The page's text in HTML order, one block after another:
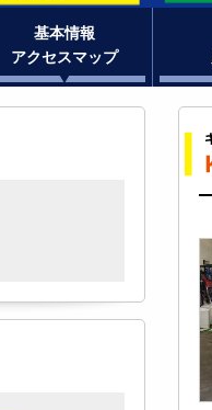
基本情報
アクセスマップ